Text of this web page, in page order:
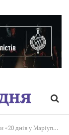
завоюванням премії «Оскар»!